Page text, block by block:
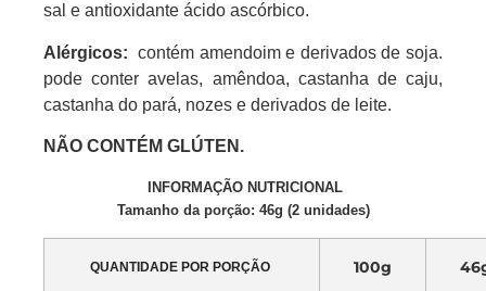
sal e antioxidante ácido ascórbico.
Alérgicos: contém amendoim e derivados de soja.
pode conter avelas, amêndoa, castanha de caju,
castanha do pará, nozes e derivados de leite.
NÃO CONTÉM GLÚTEN.
INFORMAÇÃO NUTRICIONAL
Tamanho da porção: 46g (2 unidades)
QUANTIDADE POR PORÇÃO 100g